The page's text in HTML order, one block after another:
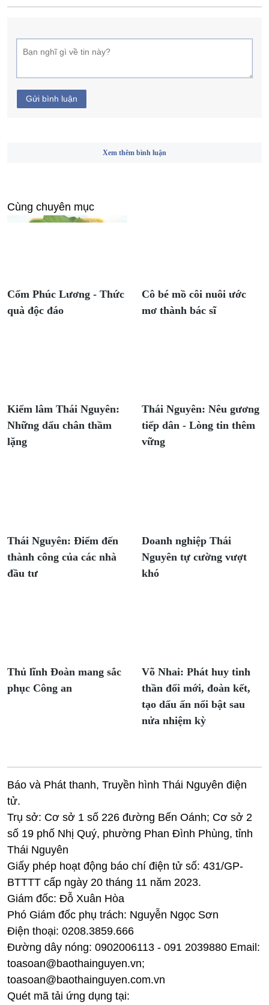
Gửi bình luận
Xem thêm bình luận
Cùng chuyên mục
Cốm Phúc Lương - Thức
quà độc đáo
Cô bé mồ côi nuôi ước
mơ thành bác sĩ
Kiểm lâm Thái Nguyên:
Những dấu chân thầm
lặng
Thái Nguyên: Nêu gương
tiếp dân - Lòng tin thêm
vững
Thái Nguyên: Điểm đến
thành công của các nhà
đầu tư
Doanh nghiệp Thái
Nguyên tự cường vượt
khó
Thủ lĩnh Đoàn mang sắc
phục Công an
Võ Nhai: Phát huy tinh
thần đổi mới, đoàn kết,
tạo dấu ấn nổi bật sau
nửa nhiệm kỳ
Báo và Phát thanh, Truyền hình Thái Nguyên điện
tử.
Trụ sở: Cơ sở 1 số 226 đường Bến Oánh; Cơ sở 2
số 19 phố Nhị Quý, phường Phan Đình Phùng, tỉnh
Thái Nguyên
Giấy phép hoạt động báo chí điện tử số: 431/GP-
BTTTT cấp ngày 20 tháng 11 năm 2023.
Giám đốc: Đỗ Xuân Hòa
Phó Giám đốc phụ trách: Nguyễn Ngọc Sơn
Điện thoại: 0208.3859.666
Đường dây nóng: 0902006113 - 091 2039880 Email:
toasoan@baothainguyen.vn;
toasoan@baothainguyen.com.vn
Quét mã tải ứng dụng tại: